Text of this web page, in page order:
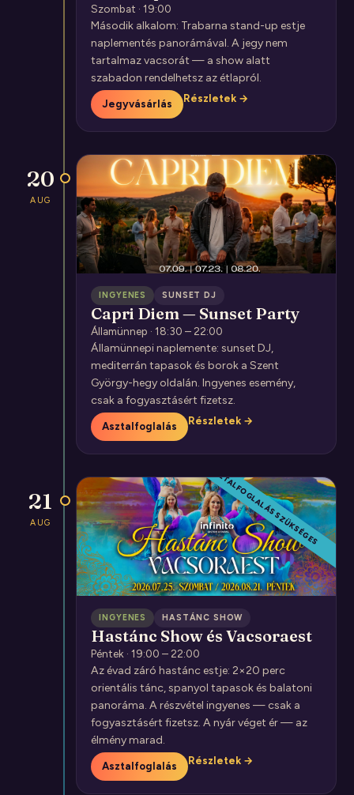
Szombat · 19:00
Második alkalom: Trabarna stand-up estje
naplementés panorámával. A jegy nem
tartalmaz vacsorát — a show alatt
szabadon rendelhetsz az étlapról.
Jegyvásárlás Részletek →
20
AUG
INGYENES SUNSET DJ
Capri Diem — Sunset Party
Államünnep · 18:30 – 22:00
Államünnepi naplemente: sunset DJ,
mediterrán tapasok és borok a Szent
György-hegy oldalán. Ingyenes esemény,
csak a fogyasztásért fizetsz.
Asztalfoglalás Részletek →
21
AUG CSAK ASZTALFOGLALÁS SZÜKSÉGES
INGYENES HASTÁNC SHOW
Hastánc Show és Vacsoraest
Péntek · 19:00 – 22:00
Az évad záró hastánc estje: 2×20 perc
orientális tánc, spanyol tapasok és balatoni
panoráma. A részvétel ingyenes — csak a
fogyasztásért fizetsz. A nyár véget ér — az
élmény marad.
Asztalfoglalás Részletek →